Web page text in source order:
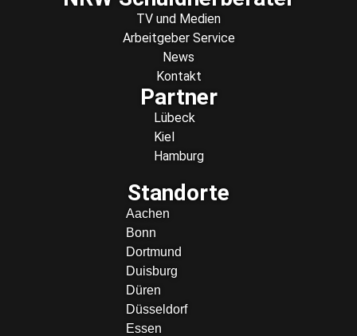
TV und Medien
Arbeitgeber Service
News
Kontakt
Partner
Lübeck
Kiel
Hamburg
Standorte
Aachen
Bonn
Dortmund
Duisburg
Düren
Düsseldorf
Essen